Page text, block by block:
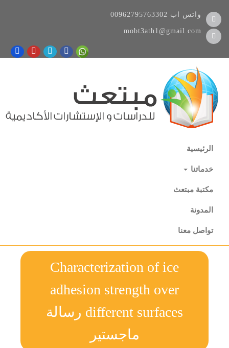
00962795763302 واتس اب
mobt3ath1@gmail.com
الرئيسية
خدماتنا
مكتبة مبتعث
المدونة
تواصل معنا
Characterization of ice
adhesion strength over
different surfaces رسالة
ماجستير